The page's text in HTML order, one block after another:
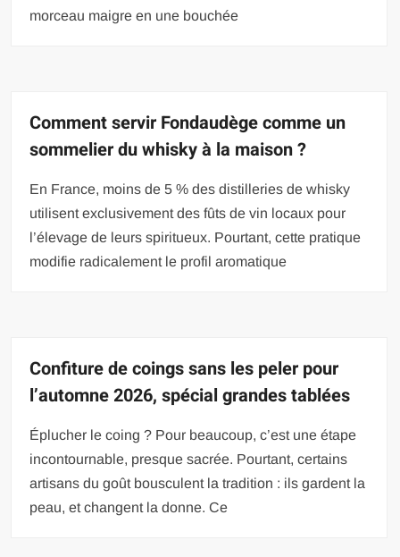
morceau maigre en une bouchée
Comment servir Fondaudège comme un
sommelier du whisky à la maison ?
En France, moins de 5 % des distilleries de whisky
utilisent exclusivement des fûts de vin locaux pour
l’élevage de leurs spiritueux. Pourtant, cette pratique
modifie radicalement le profil aromatique
Confiture de coings sans les peler pour
l’automne 2026, spécial grandes tablées
Éplucher le coing ? Pour beaucoup, c’est une étape
incontournable, presque sacrée. Pourtant, certains
artisans du goût bousculent la tradition : ils gardent la
peau, et changent la donne. Ce